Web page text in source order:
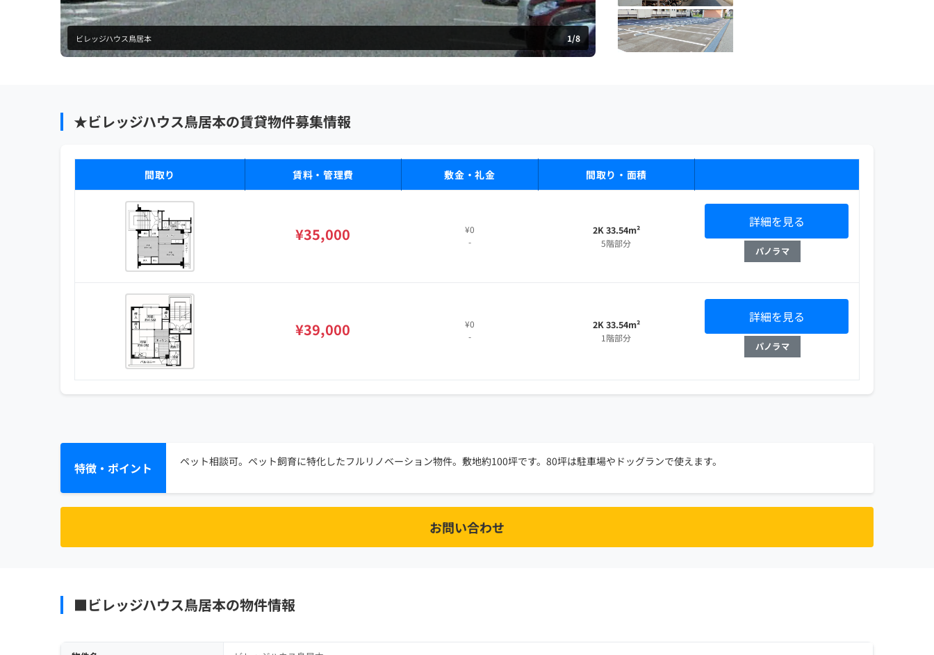
ビレッジハウス鳥居本 1/8
特徴・ポイント ペット相談可。ペット飼育に特化したフルリノベーション物件。敷地約100坪です。80坪は駐車場やドッグランで使えます。
お問い合わせ
■ビレッジハウス鳥居本の物件情報
★ビレッジハウス鳥居本の賃貸物件募集情報
間取り 賃料・管理費 敷金・礼金 間取り・面積
¥35,000
¥0
-
2K 33.54m²
5階部分
詳細を見る
パノラマ
¥39,000
¥0
-
2K 33.54m²
1階部分
詳細を見る
パノラマ